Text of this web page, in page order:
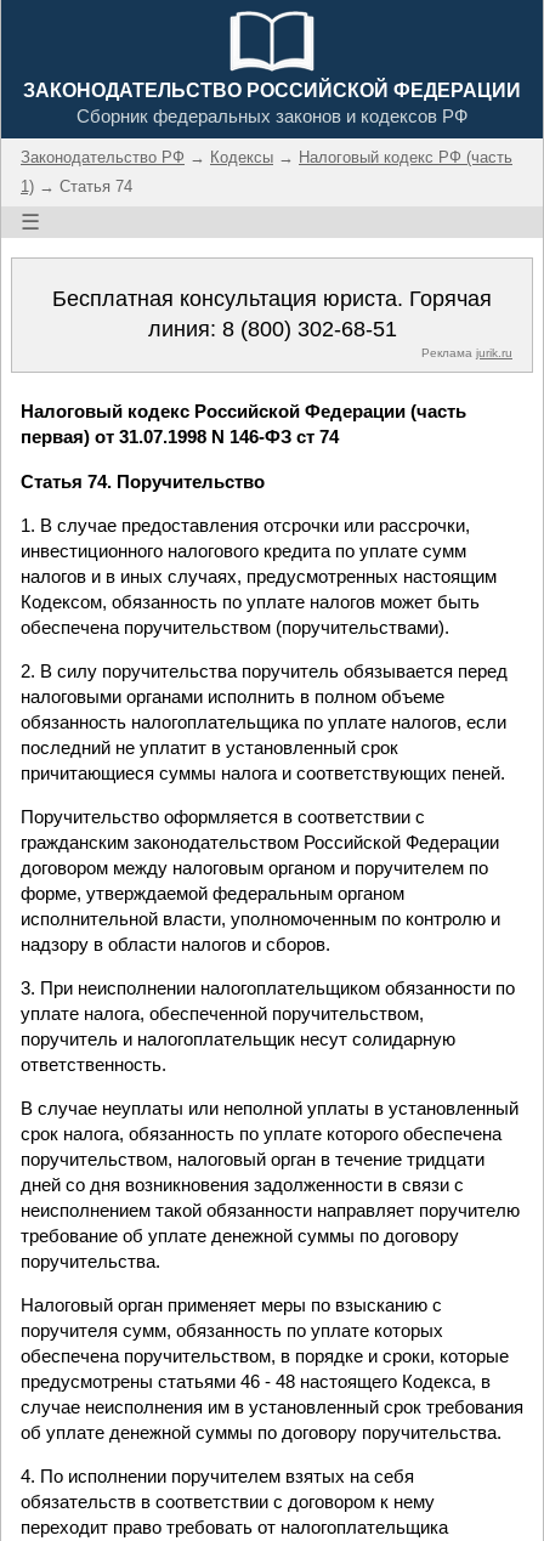
ЗАКОНОДАТЕЛЬСТВО РОССИЙСКОЙ ФЕДЕРАЦИИ
Сборник федеральных законов и кодексов РФ
Законодательство РФ → Кодексы → Налоговый кодекс РФ (часть
1) → Статья 74
☰
Бесплатная консультация юриста. Горячая
линия: 8 (800) 302-68-51
Реклама jurik.ru
Налоговый кодекс Российской Федерации (часть
первая) от 31.07.1998 N 146-ФЗ ст 74
Статья 74. Поручительство
1. В случае предоставления отсрочки или рассрочки,
инвестиционного налогового кредита по уплате сумм
налогов и в иных случаях, предусмотренных настоящим
Кодексом, обязанность по уплате налогов может быть
обеспечена поручительством (поручительствами).
2. В силу поручительства поручитель обязывается перед
налоговыми органами исполнить в полном объеме
обязанность налогоплательщика по уплате налогов, если
последний не уплатит в установленный срок
причитающиеся суммы налога и соответствующих пеней.
Поручительство оформляется в соответствии с
гражданским законодательством Российской Федерации
договором между налоговым органом и поручителем по
форме, утверждаемой федеральным органом
исполнительной власти, уполномоченным по контролю и
надзору в области налогов и сборов.
3. При неисполнении налогоплательщиком обязанности по
уплате налога, обеспеченной поручительством,
поручитель и налогоплательщик несут солидарную
ответственность.
В случае неуплаты или неполной уплаты в установленный
срок налога, обязанность по уплате которого обеспечена
поручительством, налоговый орган в течение тридцати
дней со дня возникновения задолженности в связи с
неисполнением такой обязанности направляет поручителю
требование об уплате денежной суммы по договору
поручительства.
Налоговый орган применяет меры по взысканию с
поручителя сумм, обязанность по уплате которых
обеспечена поручительством, в порядке и сроки, которые
предусмотрены статьями 46 - 48 настоящего Кодекса, в
случае неисполнения им в установленный срок требования
об уплате денежной суммы по договору поручительства.
4. По исполнении поручителем взятых на себя
обязательств в соответствии с договором к нему
переходит право требовать от налогоплательщика